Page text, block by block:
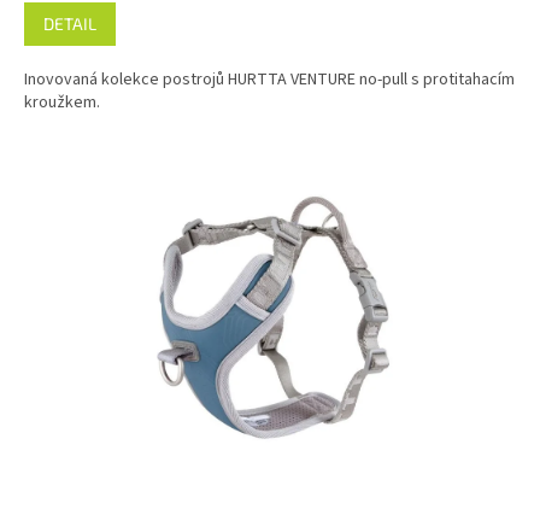
DETAIL
Inovovaná kolekce postrojů HURTTA VENTURE no-pull s protitahacím
kroužkem.